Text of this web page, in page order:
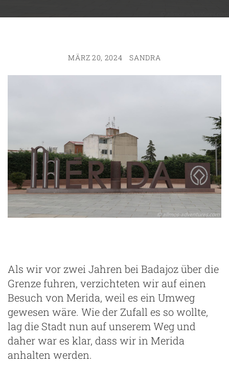
MÄRZ 20, 2024 SANDRA
Als wir vor zwei Jahren bei Badajoz über die
Grenze fuhren, verzichteten wir auf einen
Besuch von Merida, weil es ein Umweg
gewesen wäre. Wie der Zufall es so wollte,
lag die Stadt nun auf unserem Weg und
daher war es klar, dass wir in Merida
anhalten werden.